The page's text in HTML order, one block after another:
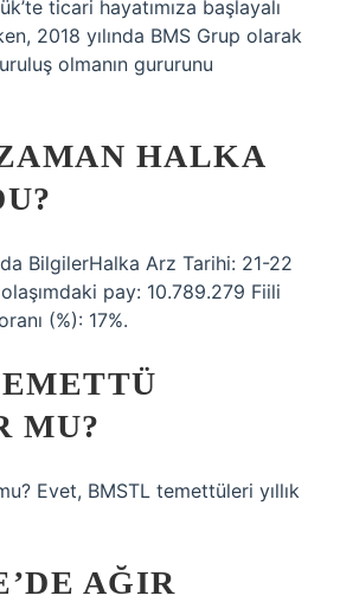
ticari hayatımıza başlayalı
2018 yılında BMS Grup olarak
olmanın gururunu
HALKA
BilgilerHalka Arz Tarihi: 21-22
pay: 10.789.279 Fiili
(%): 17%.
MU?
Evet, BMSTL temettüleri yıllık
AĞIR